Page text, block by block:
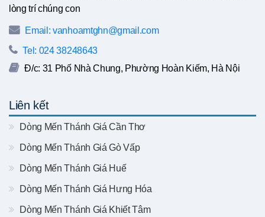
lòng trí chúng con
Email: vanhoamtghn@gmail.com
Tel: 024 38248643
Đ/c: 31 Phố Nhà Chung, Phường Hoàn Kiếm, Hà Nội
Liên kết
Dòng Mến Thánh Giá Cần Thơ
Dòng Mến Thánh Giá Gò Vấp
Dòng Mến Thánh Giá Huế
Dòng Mến Thánh Giá Hưng Hóa
Dòng Mến Thánh Giá Khiết Tâm